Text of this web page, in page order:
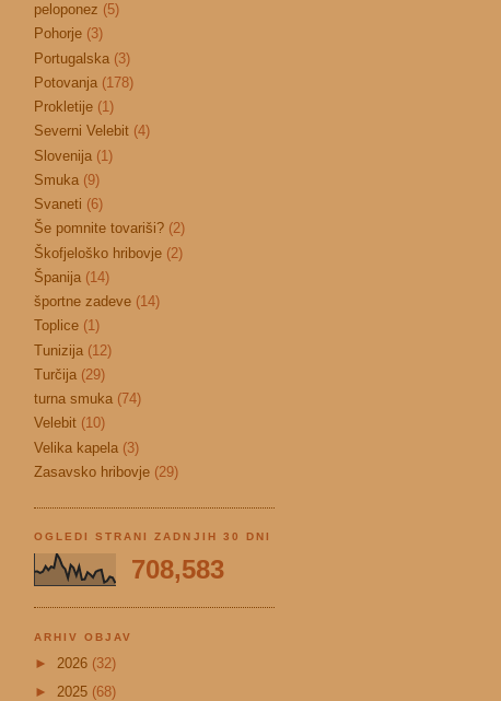
peloponez (5)
Pohorje (3)
Portugalska (3)
Potovanja (178)
Prokletije (1)
Severni Velebit (4)
Slovenija (1)
Smuka (9)
Svaneti (6)
Še pomnite tovariši? (2)
Škofjeloško hribovje (2)
Španija (14)
športne zadeve (14)
Toplice (1)
Tunizija (12)
Turčija (29)
turna smuka (74)
Velebit (10)
Velika kapela (3)
Zasavsko hribovje (29)
OGLEDI STRANI ZADNJIH 30 DNI
708,583
ARHIV OBJAV
► 2026 (32)
► 2025 (68)